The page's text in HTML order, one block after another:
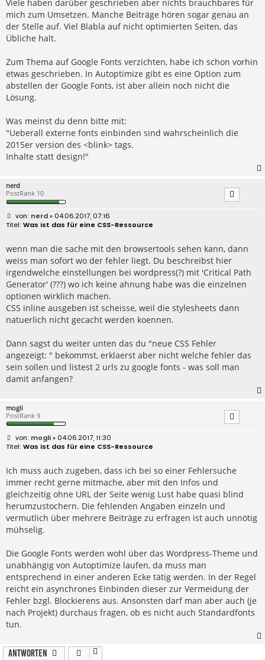
Viele haben darüber geschrieben aber nichts brauchbares für
mich zum Umsetzen. Manche Beiträge hören sogar genau an
der Stelle auf. Viel Blabla auf nicht optimierten Seiten, das
Übliche halt.
Zum Thema auf Google Fonts verzichten, habe ich schon vorhin
etwas geschrieben. In Autoptimize gibt es eine Option zum
abstellen der Google Fonts, ist aber allein noch nicht die
Lösung.
Was meinst du denn bitte mit:
"Ueberall externe fonts einbinden sind wahrscheinlich die
2015er version des <blink> tags.
Inhalte statt design!"
nerd
PostRank 10
B
e
r
a
g
nerd» 04.06.2017, 07:16
Was ist das für eine CSS-Ressource
wenn man die sache mit den browsertools sehen kann, dann
weiss man sofort wo der fehler liegt. Du beschreibst hier
irgendwelche einstellungen bei wordpress(?) mit 'Critical Path
Generator' (???) wo ich keine ahnung habe was die einzelnen
optionen wirklich machen.
CSS inline ausgeben ist scheisse, weil die stylesheets dann
natuerlich nicht gecacht werden koennen.
Dann sagst du weiter unten das du "neue CSS Fehler
angezeigt: " bekommst, erklaerst aber nicht welche fehler das
sein sollen und listest 2 urls zu google fonts - was soll man
damit anfangen?
mogli
PostRank 9
B
e
r
a
g
mogli» 04.06.2017, 11:30
Was ist das für eine CSS-Ressource
Ich muss auch zugeben, dass ich bei so einer Fehlersuche
immer recht gerne mitmache, aber mit den Infos und
gleichzeitig ohne URL der Seite wenig Lust habe quasi blind
herumzustochern. Die fehlenden Angaben einzeln und
vermutlich über mehrere Beiträge zu erfragen ist auch unnötig
mühselig.
Die Google Fonts werden wohl über das Wordpress-Theme und
unabhängig von Autoptimize laufen, da muss man
entsprechend in einer anderen Ecke tätig werden. In der Regel
reicht ein asynchrones Einbinden dieser zur Vermeidung der
Fehler bzgl. Blockierens aus. Ansonsten darf man aber auch (je
nach Projekt) durchaus fragen, ob es nicht auch Standardfonts
tun.
Antworten